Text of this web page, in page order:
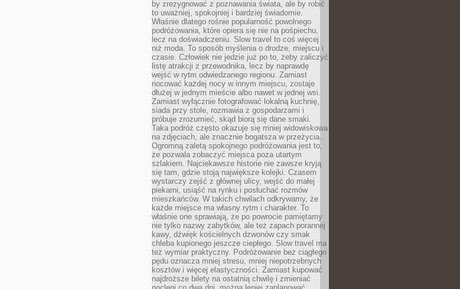
by zrezygnować z poznawania świata, ale by robić
to uważniej, spokojniej i bardziej świadomie.
Właśnie dlatego rośnie popularność powolnego
podróżowania, które opiera się nie na pośpiechu,
lecz na doświadczeniu. Slow travel to coś więcej
niż moda. To sposób myślenia o drodze, miejscu i
czasie. Człowiek nie jedzie już po to, żeby zaliczyć
listę atrakcji z przewodnika, lecz by naprawdę
wejść w rytm odwiedzanego regionu. Zamiast
nocować każdej nocy w innym miejscu, zostaje
dłużej w jednym mieście albo nawet w jednej wsi.
Zamiast wyłącznie fotografować lokalną kuchnię,
siada przy stole, rozmawia z gospodarzami i
próbuje zrozumieć, skąd biorą się dane smaki.
Taka podróż często okazuje się mniej widowiskowa
na zdjęciach, ale znacznie bogatsza w przeżycia.
Ogromną zaletą spokojnego podróżowania jest to,
że pozwala zobaczyć miejsca poza utartym
szlakiem. Najciekawsze historie nie zawsze kryją
się tam, gdzie stoją największe kolejki. Czasem
wystarczy zejść z głównej ulicy, wejść do małej
piekarni, usiąść na rynku i posłuchać rozmów
mieszkańców. W takich chwilach odkrywamy, że
każde miejsce ma własny rytm i charakter. To
właśnie one sprawiają, że po powrocie pamiętamy
nie tylko nazwy zabytków, ale też zapach porannej
kawy, dźwięk kościelnych dzwonów czy smak
chleba kupionego jeszcze ciepłego. Slow travel ma
też wymiar praktyczny. Podróżowanie bez ciągłego
pędu oznacza mniej stresu, mniej niepotrzebnych
kosztów i więcej elastyczności. Zamiast kupować
najdroższe bilety na ostatnią chwilę i zmieniać